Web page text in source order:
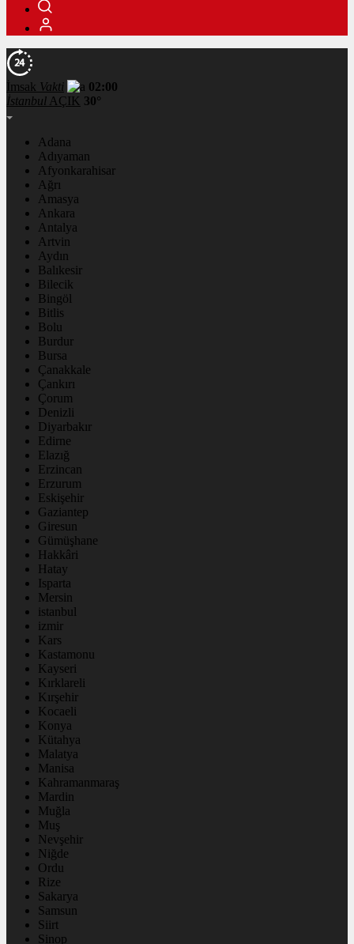
İmsak Vakti
02:00
İstanbul AÇIK 30°
Adana
Adıyaman
Afyonkarahisar
Ağrı
Amasya
Ankara
Antalya
Artvin
Aydın
Balıkesir
Bilecik
Bingöl
Bitlis
Bolu
Burdur
Bursa
Çanakkale
Çankırı
Çorum
Denizli
Diyarbakır
Edirne
Elazığ
Erzincan
Erzurum
Eskişehir
Gaziantep
Giresun
Gümüşhane
Hakkâri
Hatay
Isparta
Mersin
istanbul
izmir
Kars
Kastamonu
Kayseri
Kırklareli
Kırşehir
Kocaeli
Konya
Kütahya
Malatya
Manisa
Kahramanmaraş
Mardin
Muğla
Muş
Nevşehir
Niğde
Ordu
Rize
Sakarya
Samsun
Siirt
Sinop